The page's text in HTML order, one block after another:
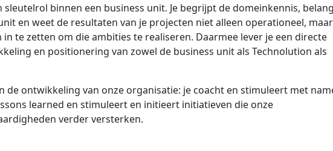
sleutelrol binnen een business unit. Je begrijpt de domeinkennis,
en weet de resultaten van je projecten niet alleen operationeel,
te zetten om die ambities te realiseren. Daarmee lever je een directe
en positionering van zowel de business unit als Technolution als
de ontwikkeling van onze organisatie: je coacht en stimuleert met
learned en stimuleert en initieert initiatieven die onze
verder versterken.